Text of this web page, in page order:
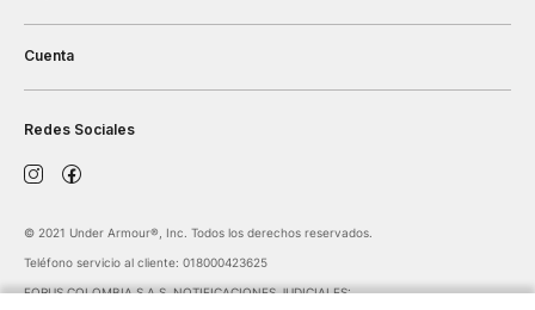
Cuenta
Redes Sociales
©️ 2021 Under Armour®️, Inc. Todos los derechos reservados.
Teléfono servicio al cliente: 018000423625
FORUS COLOMBIA S.A.S. NOTIFICACIONES JUDICIALES: